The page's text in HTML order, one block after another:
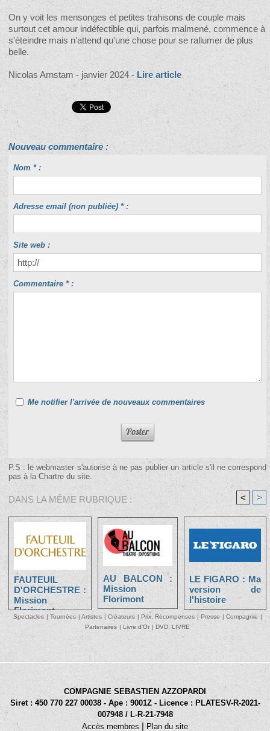
On y voit les mensonges et petites trahisons de couple mais
surtout cet amour indéfectible qui, parfois malmené, commence à
s'éteindre mais n'attend qu'une chose pour se rallumer de plus
belle.
Nicolas Arnstam - janvier 2024 - Lire article
Nouveau commentaire :
Nom * :
Adresse email (non publiée) * :
Site web :
Commentaire * :
Me notifier l'arrivée de nouveaux commentaires
P.S : le webmaster s'autorise à ne pas publier un article s'il ne correspond
pas à la Chartre du site.
DANS LA MÊME RUBRIQUE : < >
FAUTEUIL
D'ORCHESTRE :
Mission
Florimont
AU BALCON :
Mission
Florimont
LE FIGARO : Ma
version de
l'histoire
Spectacles | Tournées | Artistes | Créateurs | Prix, Récompenses | Presse | Compagnie |
Partenaires | Livre d'Or | DVD, LIVRE
COMPAGNIE SEBASTIEN AZZOPARDI
Siret : 450 770 227 00038 - Ape : 9001Z - Licence : PLATESV-R-2021-
007948 / L-R-21-7948
Accès membres | Plan du site